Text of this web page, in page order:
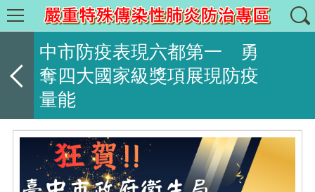
中市防疫表現六都第一 勇
奪四大國家級獎項展現防疫
量能